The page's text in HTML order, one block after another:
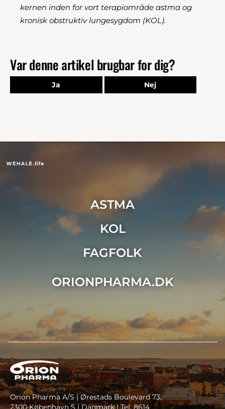
kernen inden for vort terapiområde astma og
kronisk obstruktiv lungesygdom (KOL).
Var denne artikel brugbar for dig?
Ja Nej
ASTMA
KOL
FAGFOLK
ORIONPHARMA.DK
Orion Pharma A/S | Ørestads Boulevard 73,
2300 København S | Danmark | Tel: 8614